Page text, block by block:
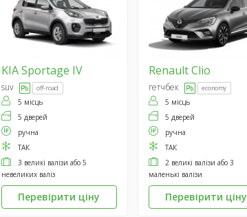
KIASportage IV
suv off-road
5 місць
5 дверей
ручна
ТАК
3 великі валізи або 5
невеликих валіз
Перевірити ціну
RenaultClio
гетчбек economy
5 місць
5 дверей
ручна
ТАК
2 великі валізи або 3
маленькі валізи
Перевірити ціну